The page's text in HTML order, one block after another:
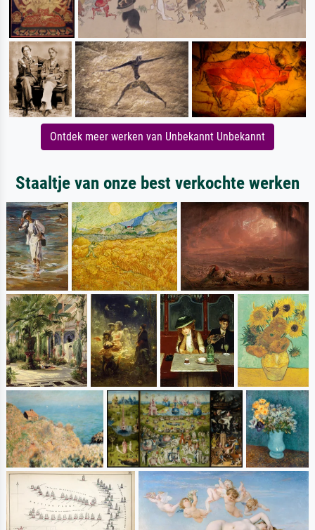
Ontdek meer werken van Unbekannt Unbekannt
Staaltje van onze best verkochte werken